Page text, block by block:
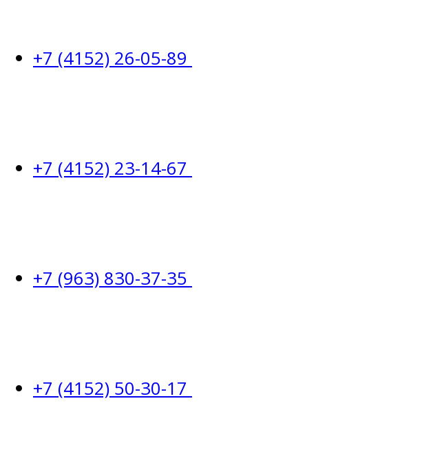
+7 (4152) 26-05-89
+7 (4152) 23-14-67
+7 (963) 830-37-35
+7 (4152) 50-30-17